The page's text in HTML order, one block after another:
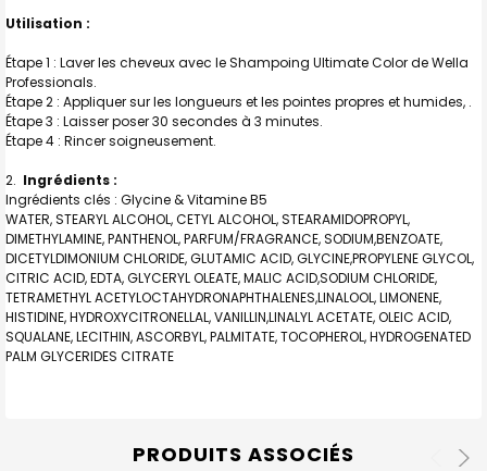
Utilisation :
Étape 1 : Laver les cheveux avec le Shampoing Ultimate Color de Wella
Professionals.
Étape 2 : Appliquer sur les longueurs et les pointes propres et humides, .
Étape 3 : Laisser poser 30 secondes à 3 minutes.
Étape 4 : Rincer soigneusement.
Ingrédients :
Ingrédients clés : Glycine & Vitamine B5
WATER, STEARYL ALCOHOL, CETYL ALCOHOL, STEARAMIDOPROPYL,
DIMETHYLAMINE, PANTHENOL, PARFUM/FRAGRANCE, SODIUM,BENZOATE,
DICETYLDIMONIUM CHLORIDE, GLUTAMIC ACID, GLYCINE,PROPYLENE GLYCOL,
CITRIC ACID, EDTA, GLYCERYL OLEATE, MALIC ACID,SODIUM CHLORIDE,
TETRAMETHYL ACETYLOCTAHYDRONAPHTHALENES,LINALOOL, LIMONENE,
HISTIDINE, HYDROXYCITRONELLAL, VANILLIN,LINALYL ACETATE, OLEIC ACID,
SQUALANE, LECITHIN, ASCORBYL, PALMITATE, TOCOPHEROL, HYDROGENATED
PALM GLYCERIDES CITRATE
PRODUITS ASSOCIÉS